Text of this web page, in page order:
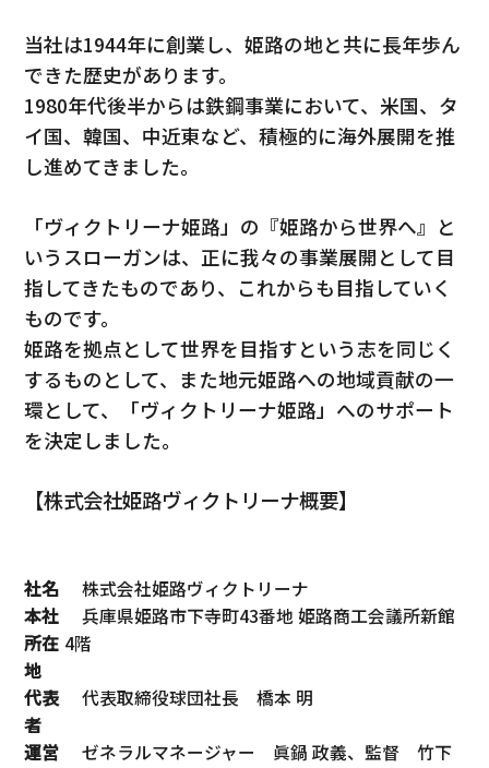
当社は1944年に創業し、姫路の地と共に長年歩ん
できた歴史があります。
1980年代後半からは鉄鋼事業において、米国、タ
イ国、韓国、中近東など、積極的に海外展開を推
し進めてきました。
「ヴィクトリーナ姫路」の『姫路から世界へ』と
いうスローガンは、正に我々の事業展開として目
指してきたものであり、これからも目指していく
ものです。
姫路を拠点として世界を目指すという志を同じく
するものとして、また地元姫路への地域貢献の一
環として、「ヴィクトリーナ姫路」へのサポート
を決定しました。
【株式会社姫路ヴィクトリーナ概要】
社名
株式会社姫路ヴィクトリーナ
本社
所在
地
兵庫県姫路市下寺町43番地 姫路商工会議所新館
4階
代表
者
代表取締役球団社長 橋本 明
運営
ゼネラルマネージャー 眞鍋 政義、監督 竹下